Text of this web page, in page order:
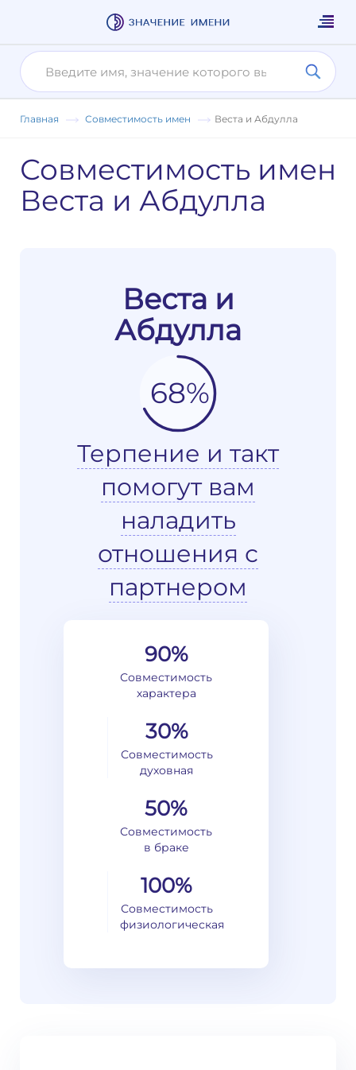
Главная Совместимость имен Веста и Абдулла
Совместимость имен
Веста и Абдулла
Веста и
Абдулла
68%
Терпение и такт
помогут вам
наладить
отношения с
партнером
90%
Совместимость
характера
30%
Совместимость
духовная
50%
Совместимость
в браке
100%
Совместимость
физиологическая